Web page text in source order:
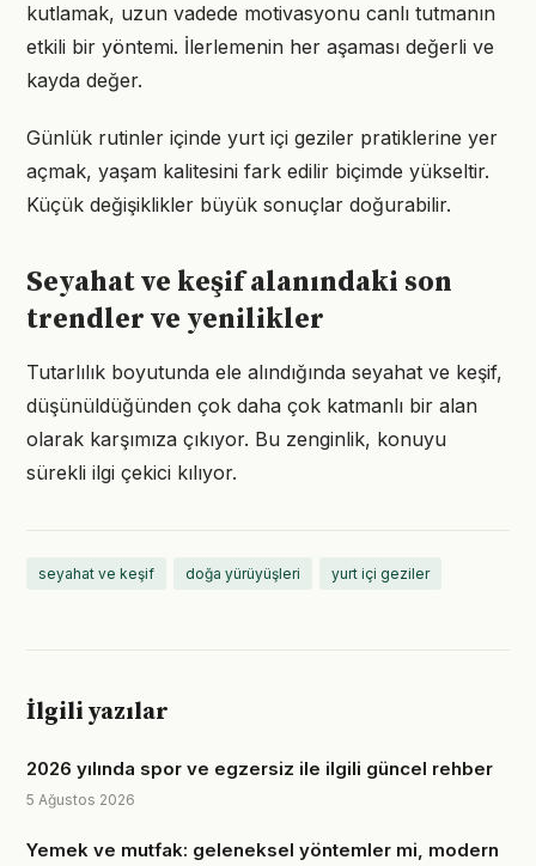
kutlamak, uzun vadede motivasyonu canlı tutmanın
etkili bir yöntemi. İlerlemenin her aşaması değerli ve
kayda değer.
Günlük rutinler içinde yurt içi geziler pratiklerine yer
açmak, yaşam kalitesini fark edilir biçimde yükseltir.
Küçük değişiklikler büyük sonuçlar doğurabilir.
Seyahat ve keşif alanındaki son
trendler ve yenilikler
Tutarlılık boyutunda ele alındığında seyahat ve keşif,
düşünüldüğünden çok daha çok katmanlı bir alan
olarak karşımıza çıkıyor. Bu zenginlik, konuyu
sürekli ilgi çekici kılıyor.
seyahat ve keşif doğa yürüyüşleri yurt içi geziler
İlgili yazılar
2026 yılında spor ve egzersiz ile ilgili güncel rehber
5 Ağustos 2026
Yemek ve mutfak: geleneksel yöntemler mi, modern